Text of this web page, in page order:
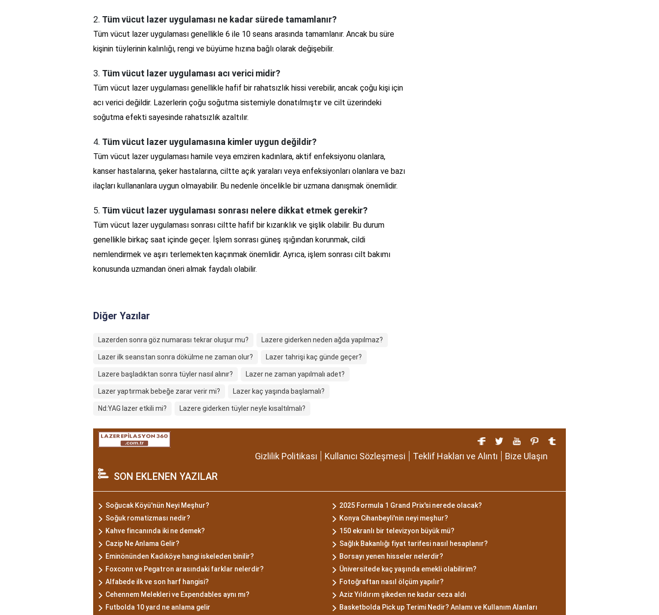
2. Tüm vücut lazer uygulaması ne kadar sürede tamamlanır?
Tüm vücut lazer uygulaması genellikle 6 ile 10 seans arasında tamamlanır. Ancak bu süre
kişinin tüylerinin kalınlığı, rengi ve büyüme hızına bağlı olarak değişebilir.
3. Tüm vücut lazer uygulaması acı verici midir?
Tüm vücut lazer uygulaması genellikle hafif bir rahatsızlık hissi verebilir, ancak çoğu kişi için
acı verici değildir. Lazerlerin çoğu soğutma sistemiyle donatılmıştır ve cilt üzerindeki
soğutma efekti sayesinde rahatsızlık azaltılır.
4. Tüm vücut lazer uygulamasına kimler uygun değildir?
Tüm vücut lazer uygulaması hamile veya emziren kadınlara, aktif enfeksiyonu olanlara,
kanser hastalarına, şeker hastalarına, ciltte açık yaraları veya enfeksiyonları olanlara ve bazı
ilaçları kullananlara uygun olmayabilir. Bu nedenle öncelikle bir uzmana danışmak önemlidir.
5. Tüm vücut lazer uygulaması sonrası nelere dikkat etmek gerekir?
Tüm vücut lazer uygulaması sonrası ciltte hafif bir kızarıklık ve şişlik olabilir. Bu durum
genellikle birkaç saat içinde geçer. İşlem sonrası güneş ışığından korunmak, cildi
nemlendirmek ve aşırı terlemekten kaçınmak önemlidir. Ayrıca, işlem sonrası cilt bakımı
konusunda uzmandan öneri almak faydalı olabilir.
Diğer Yazılar
Lazerden sonra göz numarası tekrar oluşur mu? Lazere giderken neden ağda yapılmaz?
Lazer ilk seanstan sonra dökülme ne zaman olur? Lazer tahrişi kaç günde geçer?
Lazere başladıktan sonra tüyler nasıl alınır? Lazer ne zaman yapılmalı adet?
Lazer yaptırmak bebeğe zarar verir mi? Lazer kaç yaşında başlamalı?
Nd:YAG lazer etkili mi? Lazere giderken tüyler neyle kısaltılmalı?
Gizlilik Politikası Kullanıcı Sözleşmesi Teklif Hakları ve Alıntı Bize Ulaşın
SON EKLENEN YAZILAR
Soğucak Köyü'nün Neyi Meşhur?
2025 Formula 1 Grand Prix'si nerede olacak?
Soğuk romatizması nedir?
Konya Cihanbeyli'nin neyi meşhur?
Kahve fincanında iki ne demek?
150 ekranlı bir televizyon büyük mü?
Cazip Ne Anlama Gelir?
Sağlık Bakanlığı fiyat tarifesi nasıl hesaplanır?
Eminönünden Kadıköye hangi iskeleden binilir?
Borsayı yenen hisseler nelerdir?
Foxconn ve Pegatron arasındaki farklar nelerdir?
Üniversitede kaç yaşında emekli olabilirim?
Alfabede ilk ve son harf hangisi?
Fotoğraftan nasıl ölçüm yapılır?
Cehennem Melekleri ve Expendables aynı mı?
Aziz Yıldırım şikeden ne kadar ceza aldı
Futbolda 10 yard ne anlama gelir
Basketbolda Pick up Terimi Nedir? Anlamı ve Kullanım Alanları